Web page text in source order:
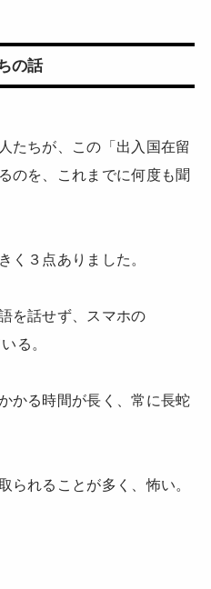
の話
たちが、この「出入国在留
のを、これまでに何度も聞
く３点ありました。
を話せず、スマホの
る。
かる時間が長く、常に長蛇
れることが多く、怖い。